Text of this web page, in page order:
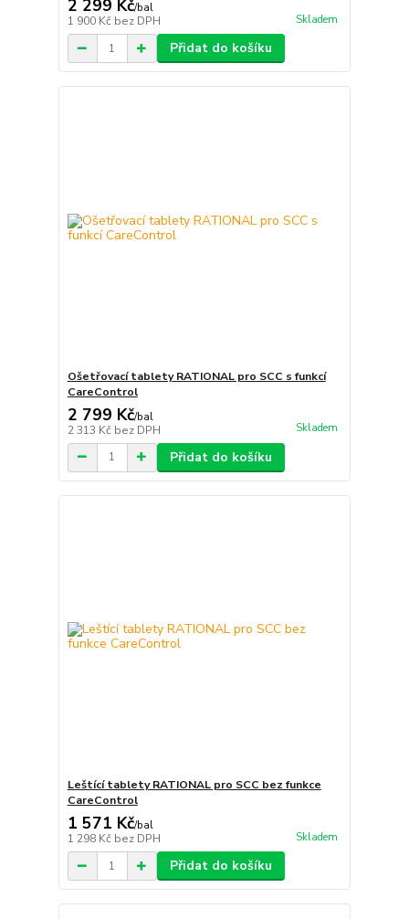
2 299 Kč/bal
1 900 Kč bez DPH Skladem
Přidat do košíku
Ošetřovací tablety RATIONAL pro SCC s funkcí
CareControl
2 799 Kč/bal
2 313 Kč bez DPH Skladem
Přidat do košíku
Leštící tablety RATIONAL pro SCC bez funkce
CareControl
1 571 Kč/bal
1 298 Kč bez DPH Skladem
Přidat do košíku